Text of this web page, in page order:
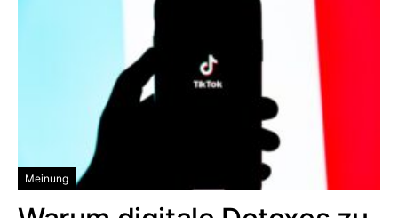
Meinung